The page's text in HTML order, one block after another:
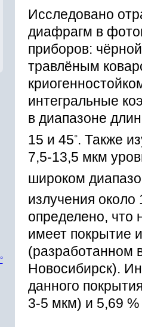
Исследовано
диафрагм в
приборов:
травлёным
интегральные
в диапазоне
15 и 45◦. Также
7,5-13,5 мкм
широком
излучения около
определено, что
имеет покрытие
Новосибирск).
данного
3-5 мкм) и 5,69